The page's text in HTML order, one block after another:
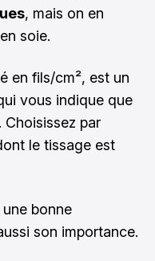
, mais on en
soie.
en fils/cm², est un
vous indique que
Choisissez par
le tissage est
bonne
son importance.